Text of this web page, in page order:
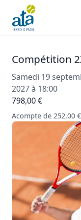
Compétition
Samedi 19
2027 à 18:00
798,00 €
Acompte de 252,00 €